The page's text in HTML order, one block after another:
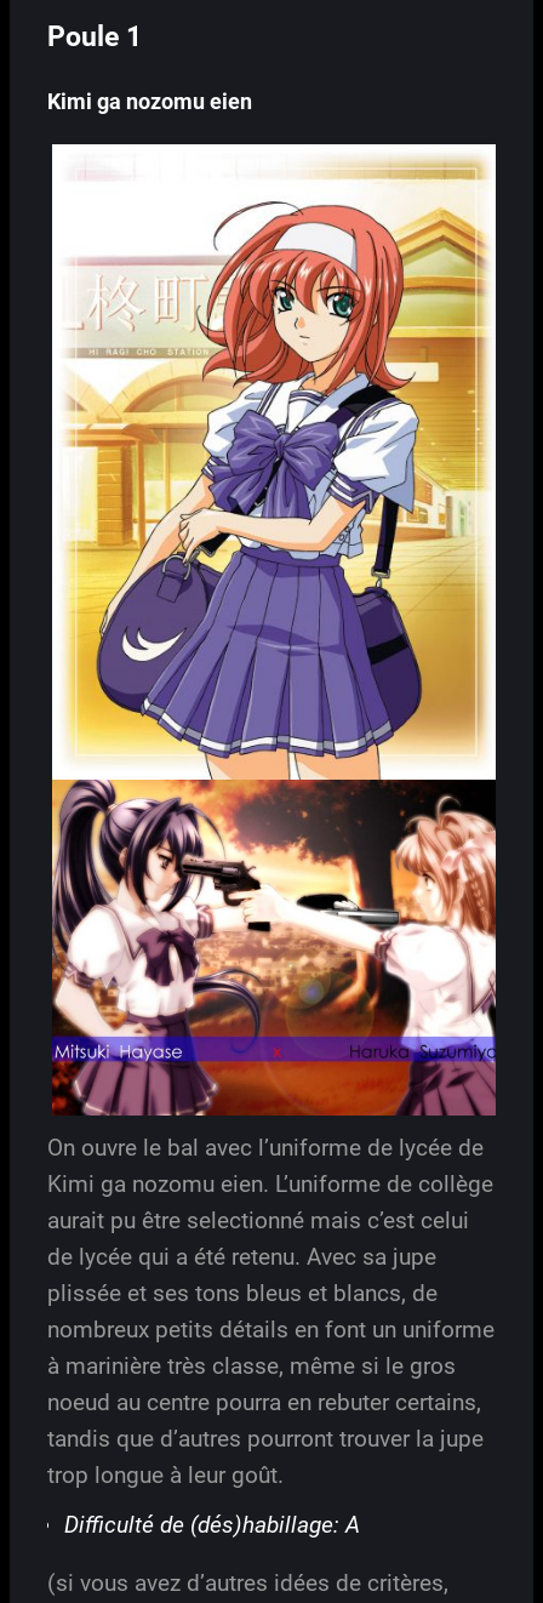
Poule 1
Kimi ga nozomu eien
On ouvre le bal avec l’uniforme de lycée de
Kimi ga nozomu eien. L’uniforme de collège
aurait pu être selectionné mais c’est celui
de lycée qui a été retenu. Avec sa jupe
plissée et ses tons bleus et blancs, de
nombreux petits détails en font un uniforme
à marinière très classe, même si le gros
noeud au centre pourra en rebuter certains,
tandis que d’autres pourront trouver la jupe
trop longue à leur goût.
Difficulté de (dés)habillage: A
(si vous avez d’autres idées de critères,